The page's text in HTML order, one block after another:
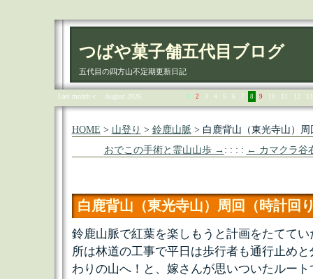
つばや菓子舗五代目ブログ
五代目の四方山不定期更新日記
Last month＜ August 2026 1 2 3 4 5 6 7 8 9 10 11 12 13
HOME > 山登り > 鈴鹿山脈 > 白鹿背山（東光寺山）
おでこの手術と霊山山歩 → : : : : ← カマクラ谷
白鹿背山（東光寺山）周回（時計回
鈴鹿山脈で紅葉を楽しもうと計画をたてて
所は林道の工事で平日は歩行者も通行止め
わりの山へ！と、嫁さんが思いついたルー